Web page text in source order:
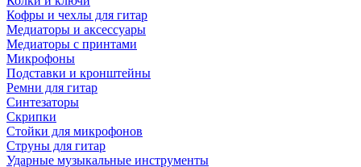
Кофры и чехлы для гитар
Медиаторы и аксессуары
Медиаторы с принтами
Микрофоны
Подставки и кронштейны
Ремни для гитар
Синтезаторы
Скрипки
Стойки для микрофонов
Струны для гитар
Ударные музыкальные инструменты